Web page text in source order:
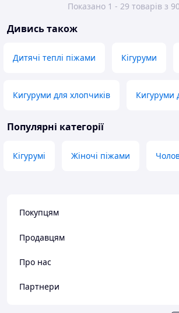
Показано 1 - 29 товарів з
Дивись також
Дитячі теплі піжами Кігуруми
Кигуруми для хлопчиків Кигуруми
Популярні категорії
Кігурумі Жіночі піжами
Покупцям
Продавцям
Про нас
Партнери